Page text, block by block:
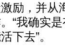
励，并从
“我确实
下去”。